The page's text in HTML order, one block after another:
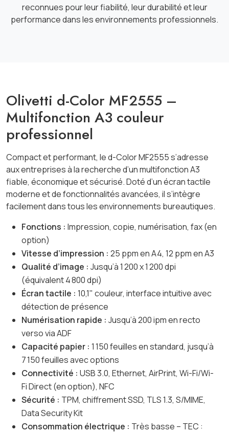
reconnues pour leur fiabilité, leur durabilité et leur
performance dans les environnements professionnels.
Olivetti d-Color MF2555 –
Multifonction A3 couleur
professionnel
Compact et performant, le d-Color MF2555 s’adresse
aux entreprises à la recherche d’un multifonction A3
fiable, économique et sécurisé. Doté d’un écran tactile
moderne et de fonctionnalités avancées, il s’intègre
facilement dans tous les environnements bureautiques.
Fonctions : Impression, copie, numérisation, fax (en
option)
Vitesse d’impression : 25 ppm en A4, 12 ppm en A3
Qualité d’image : Jusqu’à 1 200 x 1 200 dpi
(équivalent 4 800 dpi)
Écran tactile : 10,1" couleur, interface intuitive avec
détection de présence
Numérisation rapide : Jusqu’à 200 ipm en recto
verso via ADF
Capacité papier : 1 150 feuilles en standard, jusqu’à
7 150 feuilles avec options
Connectivité : USB 3.0, Ethernet, AirPrint, Wi-Fi/Wi-
Fi Direct (en option), NFC
Sécurité : TPM, chiffrement SSD, TLS 1.3, S/MIME,
Data Security Kit
Consommation électrique : Très basse – TEC :